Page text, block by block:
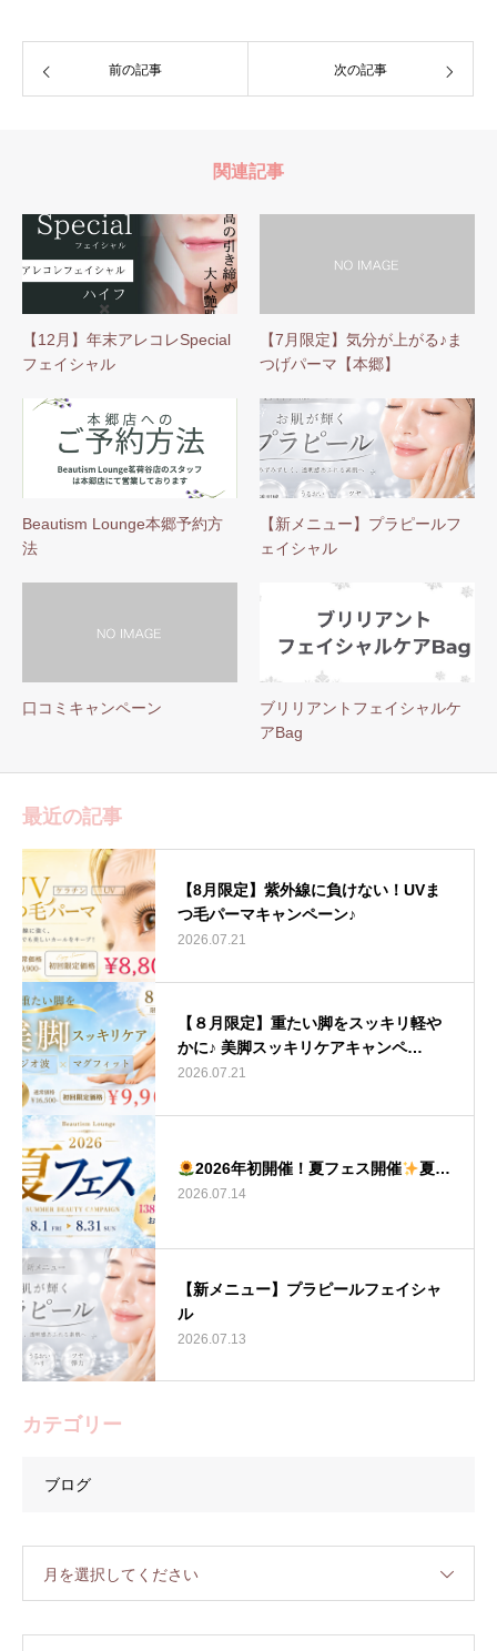
前の記事 次の記事
関連記事
【12月】年末アレコレSpecial
フェイシャル
【7月限定】気分が上がる♪ま
つげパーマ【本郷】
Beautism Lounge本郷予約方
法
【新メニュー】プラピールフ
ェイシャル
口コミキャンペーン
ブリリアントフェイシャルケ
アBag
最近の記事
【8月限定】紫外線に負けない！UVま
つ毛パーマキャンペーン♪
2026.07.21
【８月限定】重たい脚をスッキリ軽や
かに♪ 美脚スッキリケアキャンペ…
2026.07.21
2026年初開催！夏フェス開催 夏…
2026.07.14
【新メニュー】プラピールフェイシャ
ル
2026.07.13
カテゴリー
ブログ
月を選択してください